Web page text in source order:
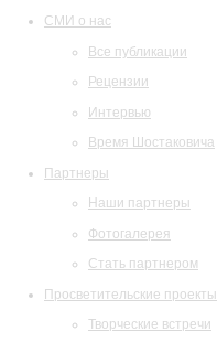
СМИ о нас
Все публикации
Рецензии
Интервью
Время Шостаковича
Партнеры
Наши партнеры
Фотогалерея
Стать партнером
Просветительские проекты
Творческие встречи